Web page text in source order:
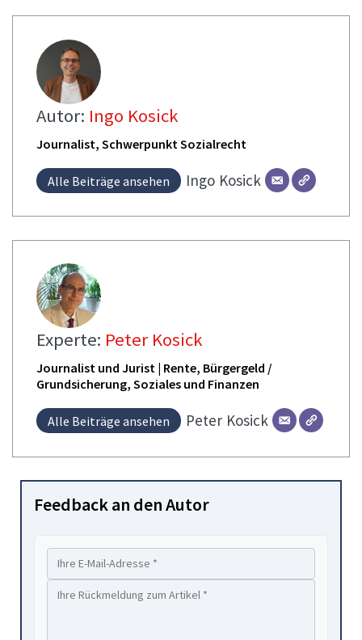
Autor: Ingo Kosick
Journalist, Schwerpunkt Sozialrecht
Alle Beiträge ansehen Ingo Kosick
Experte: Peter Kosick
Journalist und Jurist | Rente, Bürgergeld /
Grundsicherung, Soziales und Finanzen
Alle Beiträge ansehen Peter Kosick
Feedback an den Autor